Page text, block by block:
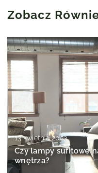
Zobacz
13 kwietnia 2023
Czy lampy sufitowe
wnętrza?